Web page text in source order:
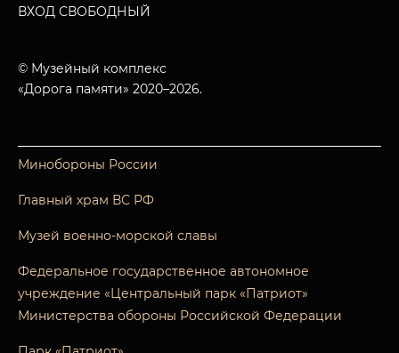
ВХОД СВОБОДНЫЙ
© Музейный комплекс
«Дорога памяти» 2020–2026.
Минобороны России
Главный храм ВС РФ
Музей военно-морской славы
Федеральное государственное автономное
учреждение «Центральный парк «Патриот»
Министерства обороны Российской Федерации